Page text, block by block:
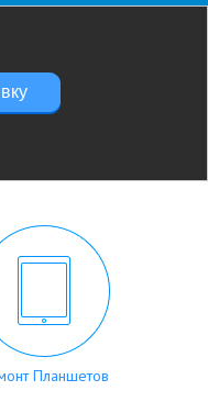
Планшетов